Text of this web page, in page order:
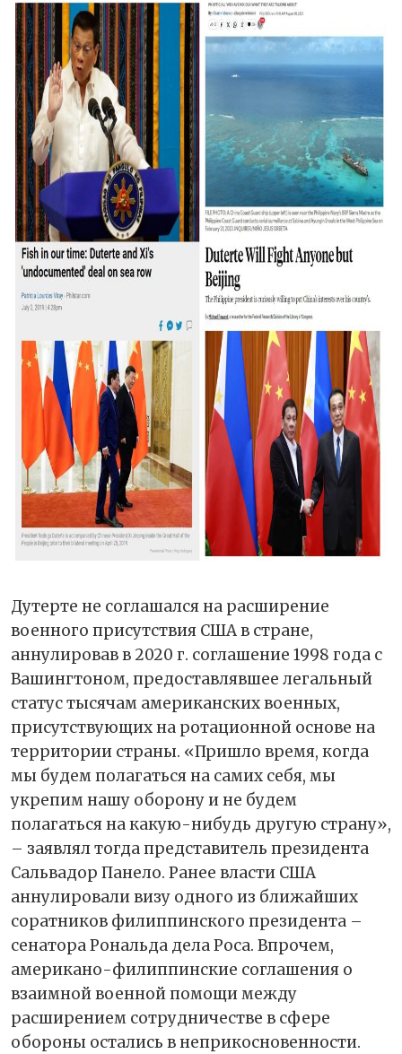
Дутерте не соглашался на расширение
военного присутствия США в стране,
аннулировав в 2020 г. соглашение 1998 года с
Вашингтоном, предоставлявшее легальный
статус тысячам американских военных,
присутствующих на ротационной основе на
территории страны. «Пришло время, когда
мы будем полагаться на самих себя, мы
укрепим нашу оборону и не будем
полагаться на какую-нибудь другую страну»,
– заявлял тогда представитель президента
Сальвадор Панело. Ранее власти США
аннулировали визу одного из ближайших
соратников филиппинского президента –
сенатора Рональда дела Роса. Впрочем,
американо-филиппинские соглашения о
взаимной военной помощи между
расширением сотрудничестве в сфере
обороны остались в неприкосновенности.